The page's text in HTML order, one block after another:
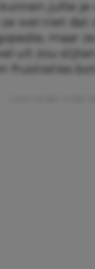
jullie
wel niet dat
maar
uit zou
frustraties